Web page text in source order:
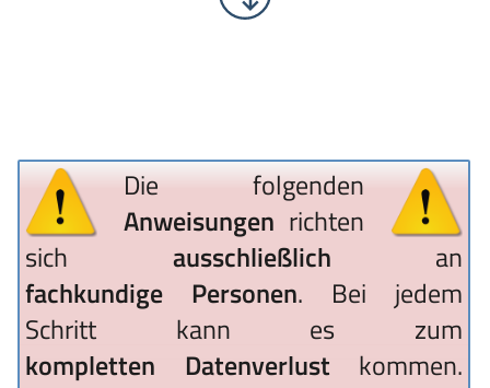
Die folgenden
Anweisungen richten
sich ausschließlich an
fachkundige Personen. Bei jedem
Schritt kann es zum
kompletten Datenverlust kommen.